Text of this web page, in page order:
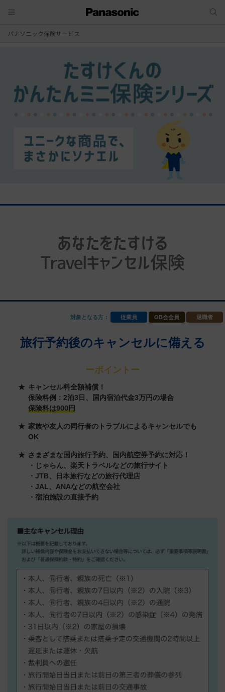
パナソニック保険サービス
対象となる方： 従業員 OB会会員 退職者
旅行予約後のキャンセルに備える
ーポイントー
キャンセル料全額補償！
保険料例：2泊3日、国内宿泊代金3万円の場合
保険料は900円
家族や友人の同行者のトラブルによるキャンセルでも
OK
さまざまな国内旅行予約、国内航空券予約に対応！
・じゃらん、楽天トラベルなどの旅行サイト
・JTB、日本旅行などの旅行代理店
・JAL、ANAなどの航空会社
・宿泊施設の直接予約